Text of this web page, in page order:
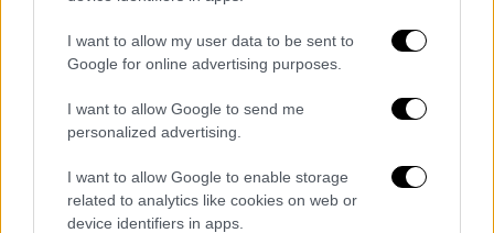
I want to allow my user data to be sent to
Google for online advertising purposes.
I want to allow Google to send me
personalized advertising.
I want to allow Google to enable storage
related to analytics like cookies on web or
device identifiers in apps.